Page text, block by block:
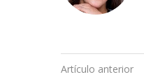
Artículo anterior